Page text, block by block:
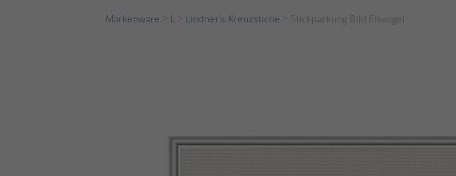
Markenware L Lindner's Kreuzstiche > Stickpackung Bild Eisvogel